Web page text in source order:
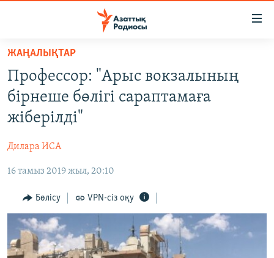
Skip
main
content
to
main
Navigation
Skip
Search
ЖАҢАЛЫҚТАР
САЯСАТ
AZATTYQTV
АДАМ ҚҰҚЫҚТАРЫ
ӘЛЕУМЕТ
ӘЛЕМ
АРНАЙЫ ЖОБАЛАР
Русский
ЖАҢАЛЫҚТАР
Профессор: "Арыс вокзалының
бірнеше бөлігі сараптамаға
жіберілді"
Дилара ИСА
16 тамыз 2019 жыл, 20:10
Бөлісу VPN-сіз оқу